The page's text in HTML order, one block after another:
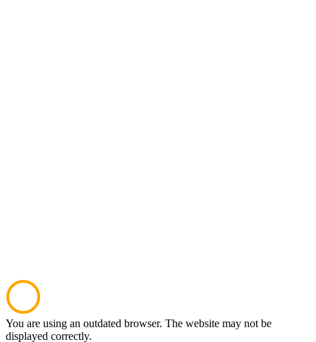
You are using an outdated browser. The website may not be
displayed correctly.